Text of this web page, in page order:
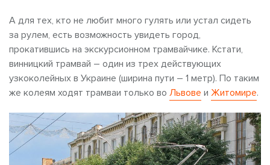
А для тех, кто не любит много гулять или устал сидеть
за рулем, есть возможность увидеть город,
прокатившись на экскурсионном трамвайчике. Кстати,
винницкий трамвай – один из трех действующих
узкоколейных в Украине (ширина пути – 1 метр). По таким
же колеям ходят трамваи только во Львове и Житомире.